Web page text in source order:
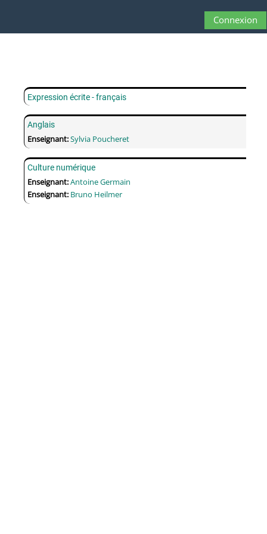
Activer/
Connexion
Expression écrite - français
Anglais
Enseignant:Sylvia Poucheret
Culture numérique
Enseignant:Antoine Germain
Enseignant: Bruno Heilmer